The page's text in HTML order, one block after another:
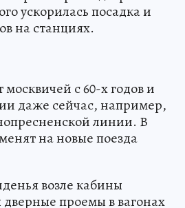
ускорилась посадка и
на станциях.
москвичей с 60-х годов и
даже сейчас, например,
линии. В
на новые поезда
возле кабины
проемы в вагонах